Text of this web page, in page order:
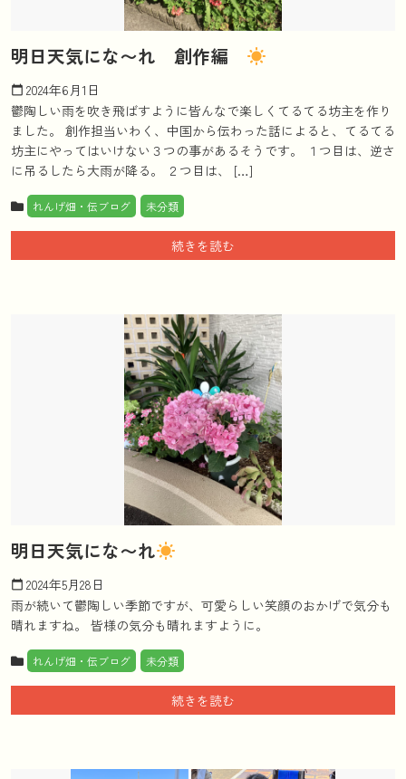
明日天気にな〜れ 創作編
calendar_today 2024年6月1日
鬱陶しい雨を吹き飛ばすように皆んなで楽しくてるてる坊主を作り
ました。 創作担当いわく、中国から伝わった話によると、てるてる
坊主にやってはいけない３つの事があるそうです。 １つ目は、逆さ
に吊るしたら大雨が降る。 ２つ目は、 […]
れんげ畑・伝ブログ 未分類
続きを読む
明日天気にな〜れ
calendar_today 2024年5月28日
雨が続いて鬱陶しい季節ですが、可愛らしい笑顔のおかげで気分も
晴れますね。 皆様の気分も晴れますように。
れんげ畑・伝ブログ 未分類
続きを読む